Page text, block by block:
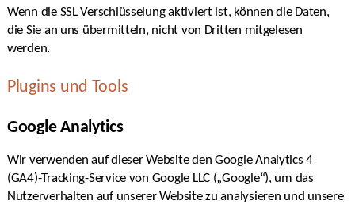
Wenn die SSL Verschlüsselung aktiviert ist, können die Daten,
die Sie an uns übermitteln, nicht von Dritten mitgelesen
werden.
Plugins und Tools
Google Analytics
Wir verwenden auf dieser Website den Google Analytics 4
(GA4)-Tracking-Service von Google LLC („Google“), um das
Nutzerverhalten auf unserer Website zu analysieren und unsere